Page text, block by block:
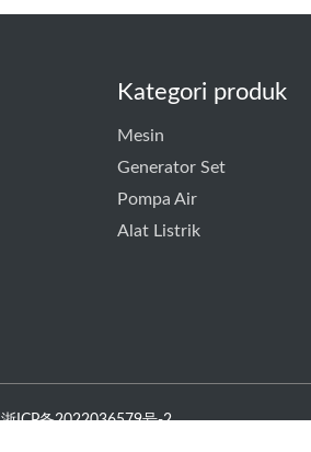
Kategori produk
Mesin
Generator Set
Pompa Air
Alat Listrik
浙ICP备2022036579号-2